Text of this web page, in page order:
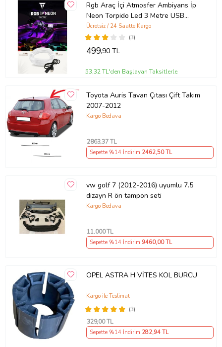
Rgb Araç İçi Atmosfer Ambiyans İp
Neon Torpido Led 3 Metre USB
Girişli
(3)
Ücretsiz / 24 Saatte Kargo
499,90 TL
53,32 TL'den Başlayan Taksitlerle
Toyota Auris Tavan Çıtası Çift Takım
2007-2012
Kargo Bedava
2863,37 TL
Sepette %14 İndirim 2462,50 TL
vw golf 7 (2012-2016) uyumlu 7.5
dizayn R ön tampon seti
Kargo Bedava
11.000TL
Sepette %14 İndirim 9460,00 TL
OPEL ASTRA H VİTES KOL BURCU
(3)
Kargo ile Teslimat
329,00 TL
Sepette %14 İndirim 282,94 TL